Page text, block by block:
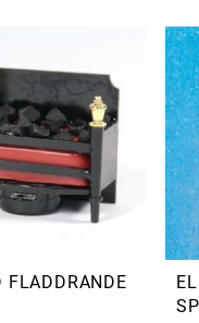
FLADDRANDE